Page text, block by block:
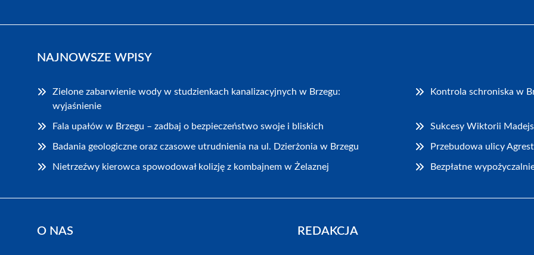
NAJNOWSZE WPISY
Zielone zabarwienie wody w studzienkach kanalizacyjnych w Brzegu:
wyjaśnienie
Kontrola schroniska w
Fala upałów w Brzegu – zadbaj o bezpieczeństwo swoje i bliskich Sukcesy Wiktorii
Badania geologiczne oraz czasowe utrudnienia na ul. Dzierżonia w Brzegu Przebudowa ulicy
Nietrzeźwy kierowca spowodował kolizję z kombajnem w Żelaznej Bezpłatne
O NAS REDAKCJA